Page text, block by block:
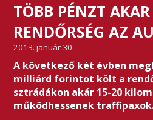
TÖBB PÉNZT
RENDŐRSÉG AZ
2013. január 30.
A következő két évben
milliárd forintot költ a
sztrádákon akár 15-20
működhessenek